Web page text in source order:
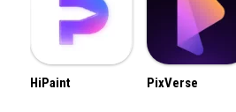
HiPaint PixVerse